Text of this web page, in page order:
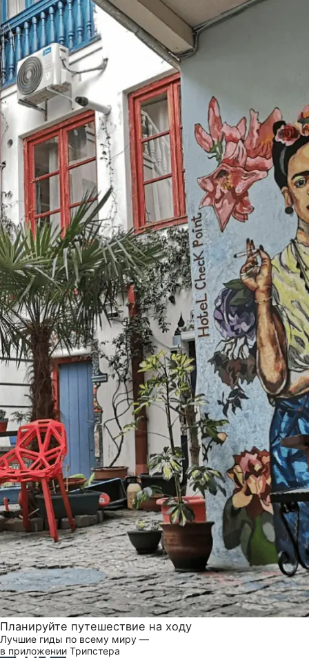
Планируйте путешествие на ходу
Лучшие гиды по всему миру —
в приложении Трипстера